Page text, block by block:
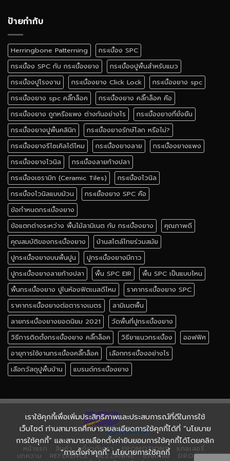
ป้ายกำกับ
Herringbone Patterning
กระเบื้อง SPC
กระเบื้อง SPC กับ กระเบื้องยาง
กระเบื้องปูพื้นสำหรับแมว
กระเบื้องปูโรงงาน
กระเบื้องยาง Click Lock
กระเบื้องยาง spc
กระเบื้องยาง spc คลิ๊กล็อค
กระเบื้องยาง คลิ๊กล็อค คือ
กระเบื้องยาง ถูกหรือแพง ต่างกันอย่างไร
กระเบื้องยางที่ยั่งยืน
กระเบื้องยางปูพื้นคลินิก
กระเบื้องยางรักษ์โลก หรือไม่?
กระเบื้องยางรีไซเคิลได้ไหม
กระเบื้องยางลาย
กระเบื้องยางแพง
กระเบื้องยางไวนิล
กระเบื้องลายก้างปลา
กระเบื้องเซรามิก (Ceramic Tiles)
กระเบื้องไวนิล
กระเบื้องไวนิลแบบม้วน
กระเยื้องยาง SPC คือ
ข้อกำหนดกระเบื้องยาง
ข้อแตกต่างระหว่าง พื้นไม้ลามิเนต กับ กระเบื้องยาง
คุณภาพดี
คุณสมบัติของกระเบื้องยาง
บ้านสไตล์ไทยร่วมสมัย
ปูกระเบื้องยางบนพื้นปูน
ปูกระเบื้องยางมีกาว
ปูกระเบื้องยางลายก้างปลา
พื้น SPC EIR
พื้น SPC เป็นแบบไหน
พื้นกระเบื้องยาง ปูในห้องฟิตเนสดีไหม
ราคากระเบื้องยาง SPC
ราคากระเบื้องยางต่อตารางเมตร
ลามิเนตพื้น
ลายกระเบื้องยางยอดนิยม 2021
วัดพื้นที่ปูกระเบื้องยาง
วิธีการติดตั้งกระเบื้องยาง คลิ๊กล็อค
วิธียาแนวกระเบื้อง
ออฟฟิศ
อายุการใช้งานกระเบื้องคลิ๊กล็อค
เลือกกระเบื้องอย่างไร
เลือกวัสดุปูพื้นบ้าน
แบรนด์กระเบื้องยาง
หน้าแรก สินค้า เกี่ยวกับเรา PROMOTIONS แกลเลอรี่
บทความ REFERENCE MEZZANINE ช่วยเหลือ DROPSHIP
เราใช้คุกกี้เพื่อเพิ่มประสิทธิภาพและประสบการณ์ที่ดีในการใช้
เว็บไซต์ ท่านสามารถศึกษารายละเอียดการใช้คุกกี้ได้ที่ “นโยบาย
การใช้คุกกี้” และสามารถเลือกตั้งค่ายินยอมการใช้คุกกี้ได้โดยคลิก
“การตั้งค่าคุกกี้” นโยบายการใช้คุกกี้